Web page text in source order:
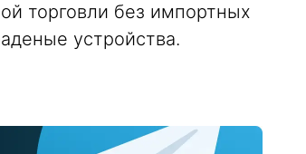
торговли без импортных
устройства.